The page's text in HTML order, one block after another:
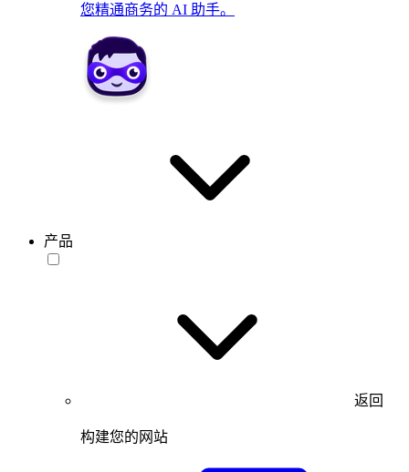
您精通商务的 AI 助手。
产品
返回
构建您的网站